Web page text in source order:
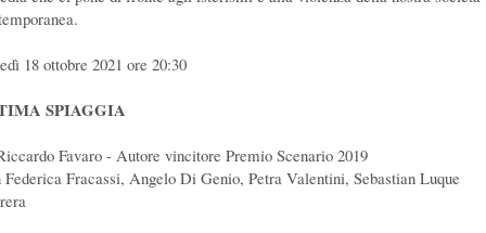
18 ottobre 2021 ore 20:30
SPIAGGIA
Favaro - Autore vincitore Premio Scenario 2019
Federica Fracassi, Angelo Di Genio, Petra Valentini, Sebastian Luque